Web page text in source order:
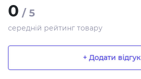
0 / 5
середній рейтинг товару
+ Додати відгук